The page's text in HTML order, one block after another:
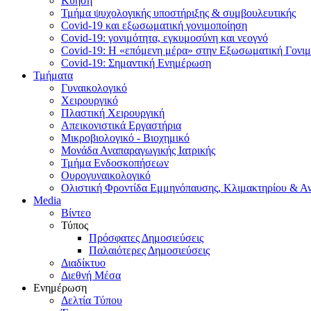
Τμήμα ψυχολογικής υποστήριξης & συμβουλευτικής
Covid-19 και εξωσωματική γονιμοποίηση
Covid-19: γονιμότητα, εγκυμοσύνη και νεογνό
Covid-19: Η «επόμενη μέρα» στην Εξωσωματική
Covid-19: Σημαντική Ενημέρωση
Τμήματα
Γυναικολογικό
Χειρουργικό
Πλαστική Χειρουργική
Απεικονιστικά Εργαστήρια
Μικροβιολογικό - Βιοχημικό
Μονάδα Αναπαραγωγικής Ιατρικής
Τμήμα Ενδοσκοπήσεων
Ουρογυναικολογικό
Ολιστική Φροντίδα Εμμηνόπαυσης, Κλιμακτηρίου &
Media
Βίντεο
Τύπος
Πρόσφατες Δημοσιεύσεις
Παλαιότερες Δημοσιεύσεις
Διαδίκτυο
Διεθνή Μέσα
Ενημέρωση
Δελτία Τύπου